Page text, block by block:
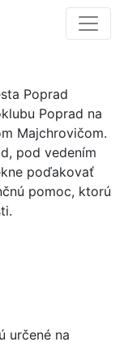
Poprad
Poprad na
Majchrovičom.
pod vedením
poďakovať
pomoc, ktorú
určené na